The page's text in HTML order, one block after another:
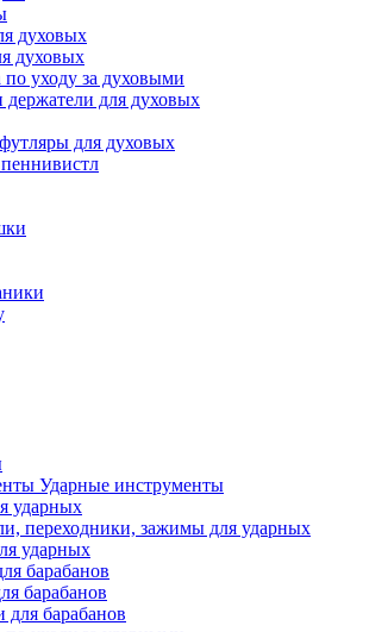
духовых
духовых
по уходу за духовыми
для духовых
для духовых
Ударные инструменты
ударных
переходники, зажимы для ударных
ударных
барабанов
барабанов
для барабанов